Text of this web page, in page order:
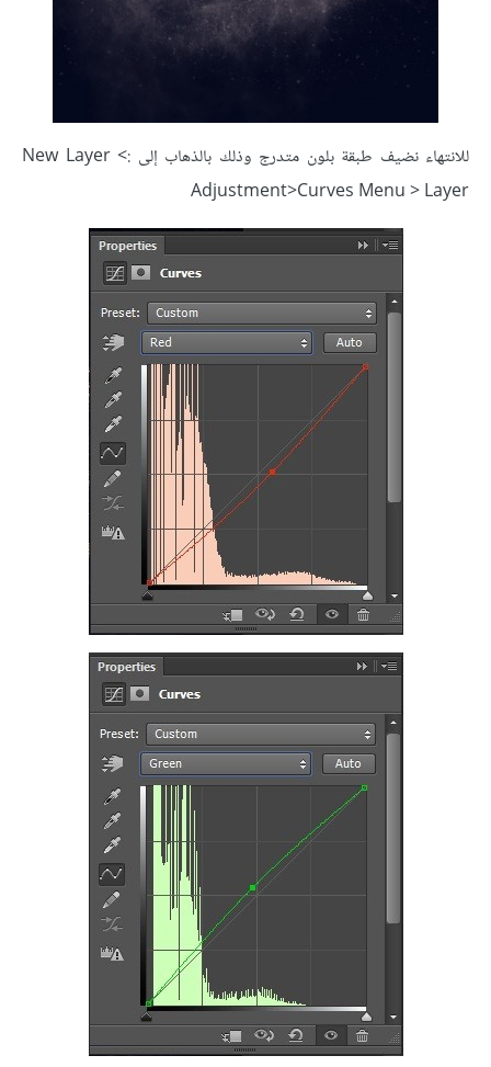
للانتهاء نضيف طبقة بلون متدرج وذلك بالذهاب إلى :> New Layer
Adjustment>Curves Menu > Layer